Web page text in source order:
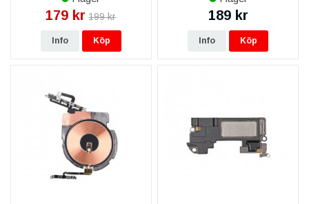
179 kr 199 kr
Info Köp
189 kr
Info Köp